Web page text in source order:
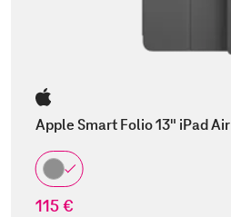
Apple Smart Folio 13" iPad Air
115 €